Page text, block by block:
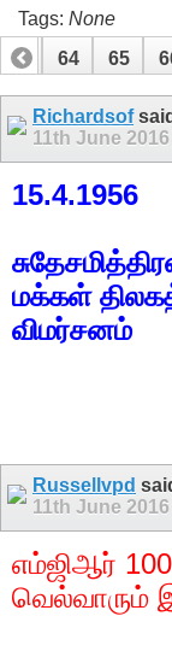
Tags: None
63
64 65
84
Richardsof
11th June 2016
15.4.1956
மக்கள்
விமர்சனம்
Russellvpd
11th June 2016
எம்ஜிஆர்
வெல்வாரும்